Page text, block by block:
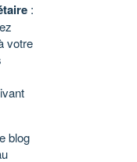
:
votre
blog